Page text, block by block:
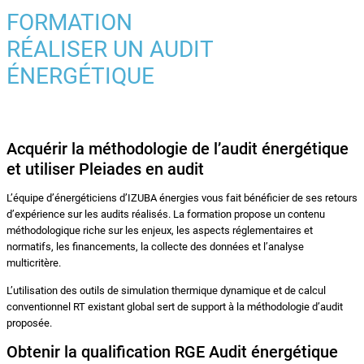
FORMATION
RÉALISER UN AUDIT
ÉNERGÉTIQUE
Acquérir la méthodologie de l’audit énergétique
et utiliser Pleiades en audit
L’équipe d’énergéticiens d’IZUBA énergies vous fait bénéficier de ses retours
d’expérience sur les audits réalisés. La formation propose un contenu
méthodologique riche sur les enjeux, les aspects réglementaires et
normatifs, les financements, la collecte des données et l’analyse
multicritère.
L’utilisation des outils de simulation thermique dynamique et de calcul
conventionnel RT existant global sert de support à la méthodologie d’audit
proposée.
Obtenir la qualification RGE Audit énergétique